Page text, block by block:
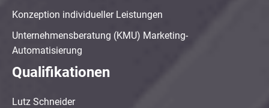
Konzeption individueller Leistungen
Unternehmensberatung (KMU) Marketing-
Automatisierung
Qualifikationen
Lutz Schneider